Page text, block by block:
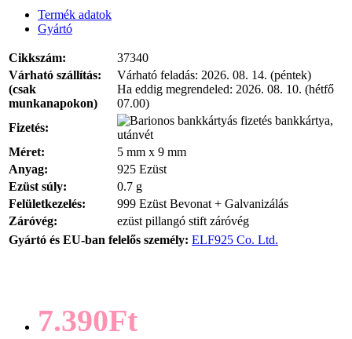
Termék adatok
Gyártó
Cikkszám:
37340
Várható szállítás:
(csak
munkanapokon)
Várható feladás: 2026. 08. 14. (péntek)
Ha eddig megrendeled: 2026. 08. 10. (hétfő
07.00)
Fizetés:
bankkártya,
utánvét
Méret:
5 mm x 9 mm
Anyag:
925 Ezüst
Ezüst súly:
0.7 g
Felületkezelés:
999 Ezüst Bevonat + Galvanizálás
Záróvég:
ezüst pillangó stift záróvég
Gyártó és EU-ban felelős személy: ELF925 Co. Ltd.
7.390Ft